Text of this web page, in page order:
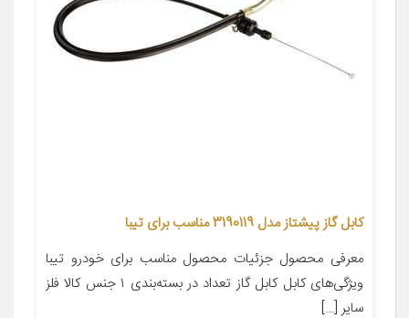
کابل گاز پیشتاز مدل 3190119 مناسب برای تیبا
معرفی محصول جزئیات محصول مناسب برای خودرو تیبا
ویژگی‌های کابل کابل گاز تعداد در بسته‌بندی ۱ جنس کالا فلز
سایر […]